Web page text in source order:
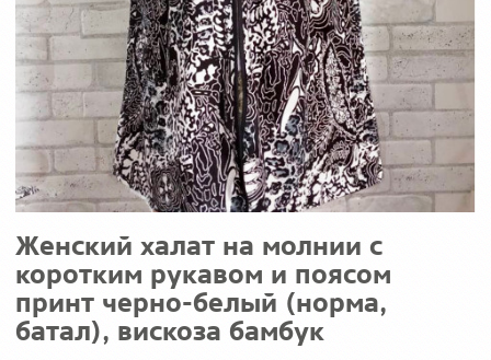
Женский халат на молнии с
коротким рукавом и поясом
принт черно-белый (норма,
батал), вискоза бамбук